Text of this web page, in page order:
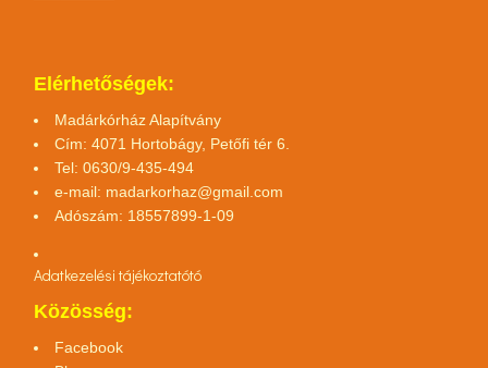
Elérhetőségek:
Madárkórház Alapítvány
Cím: 4071 Hortobágy, Petőfi tér 6.
Tel: 0630/9-435-494
e-mail: madarkorhaz@gmail.com
Adószám: 18557899-1-09
Adatkezelési tájékoztatótó
Közösség:
Facebook